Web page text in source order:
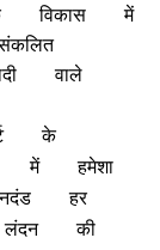
विकास
में
वाले
के
में
हमेशा
हर
लंदन
की